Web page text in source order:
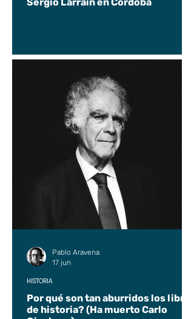
Por qué son tan aburridos los libros
de historia? (Ha muerto Carlo
HISTORIA
Pablo Aravena
17 jun